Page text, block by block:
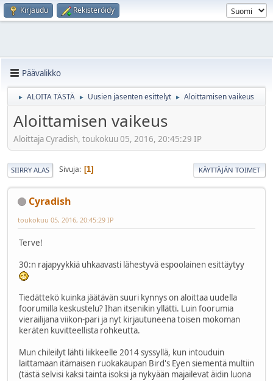
Kirjaudu Rekisteröidy
Päävalikko
► ALOITA TÄSTÄ ► Uusien jäsenten esittelyt ► Aloittamisen vaikeus
Aloittamisen vaikeus
Aloittaja Cyradish, toukokuu 05, 2016, 20:45:29 IP
SIIRRY ALAS Sivuja 1 KÄYTTÄJÄN TOIMET
Cyradish
toukokuu 05, 2016, 20:45:29 IP
Terve!
30:n rajapyykkiä uhkaavasti lähestyvä espoolainen esittäytyy
Tiedättekö kuinka jäätävän suuri kynnys on aloittaa uudella
foorumilla keskustelu? Ihan itsenikin yllätti. Luin foorumia
vierailijana viikon-pari ja nyt kirjautuneena toisen mokoman
keräten kuvitteellista rohkeutta.
Mun chileilyt lähti liikkeelle 2014 syssyllä, kun intouduin
laittamaan itämaisen ruokakaupan Bird's Eyen siementä multiin
(tästä selvisi kaksi tainta isoksi ja nykyään majailevat äidin luona